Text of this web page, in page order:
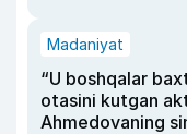
Madaniyat
“U boshqalar
otasini kutgan
Ahmedovaning